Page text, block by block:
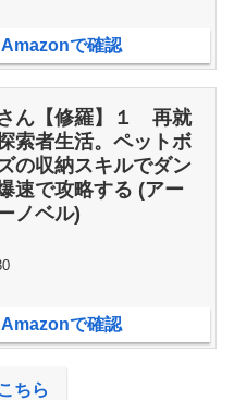
Amazonで確認
ん【修羅】１ 再就
索者生活。ペットボ
の収納スキルでダン
速で攻略する (アー
ノベル)
Amazonで確認
ちら